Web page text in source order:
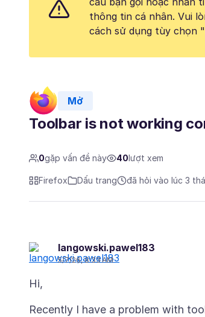
thông tin cá nhân. Vui
cách sử dụng tùy chọn
Mở
Toolbar is not working
0gặp vấn đề này 40 lượt xem
Firefox Dấu trang đã hỏi vào lúc 3
langowski.pawel183
5/7/26, 8:33 AM
Recently I have a problem with